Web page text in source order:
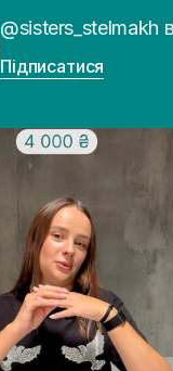
@sisters_stelmakh
Підписатися